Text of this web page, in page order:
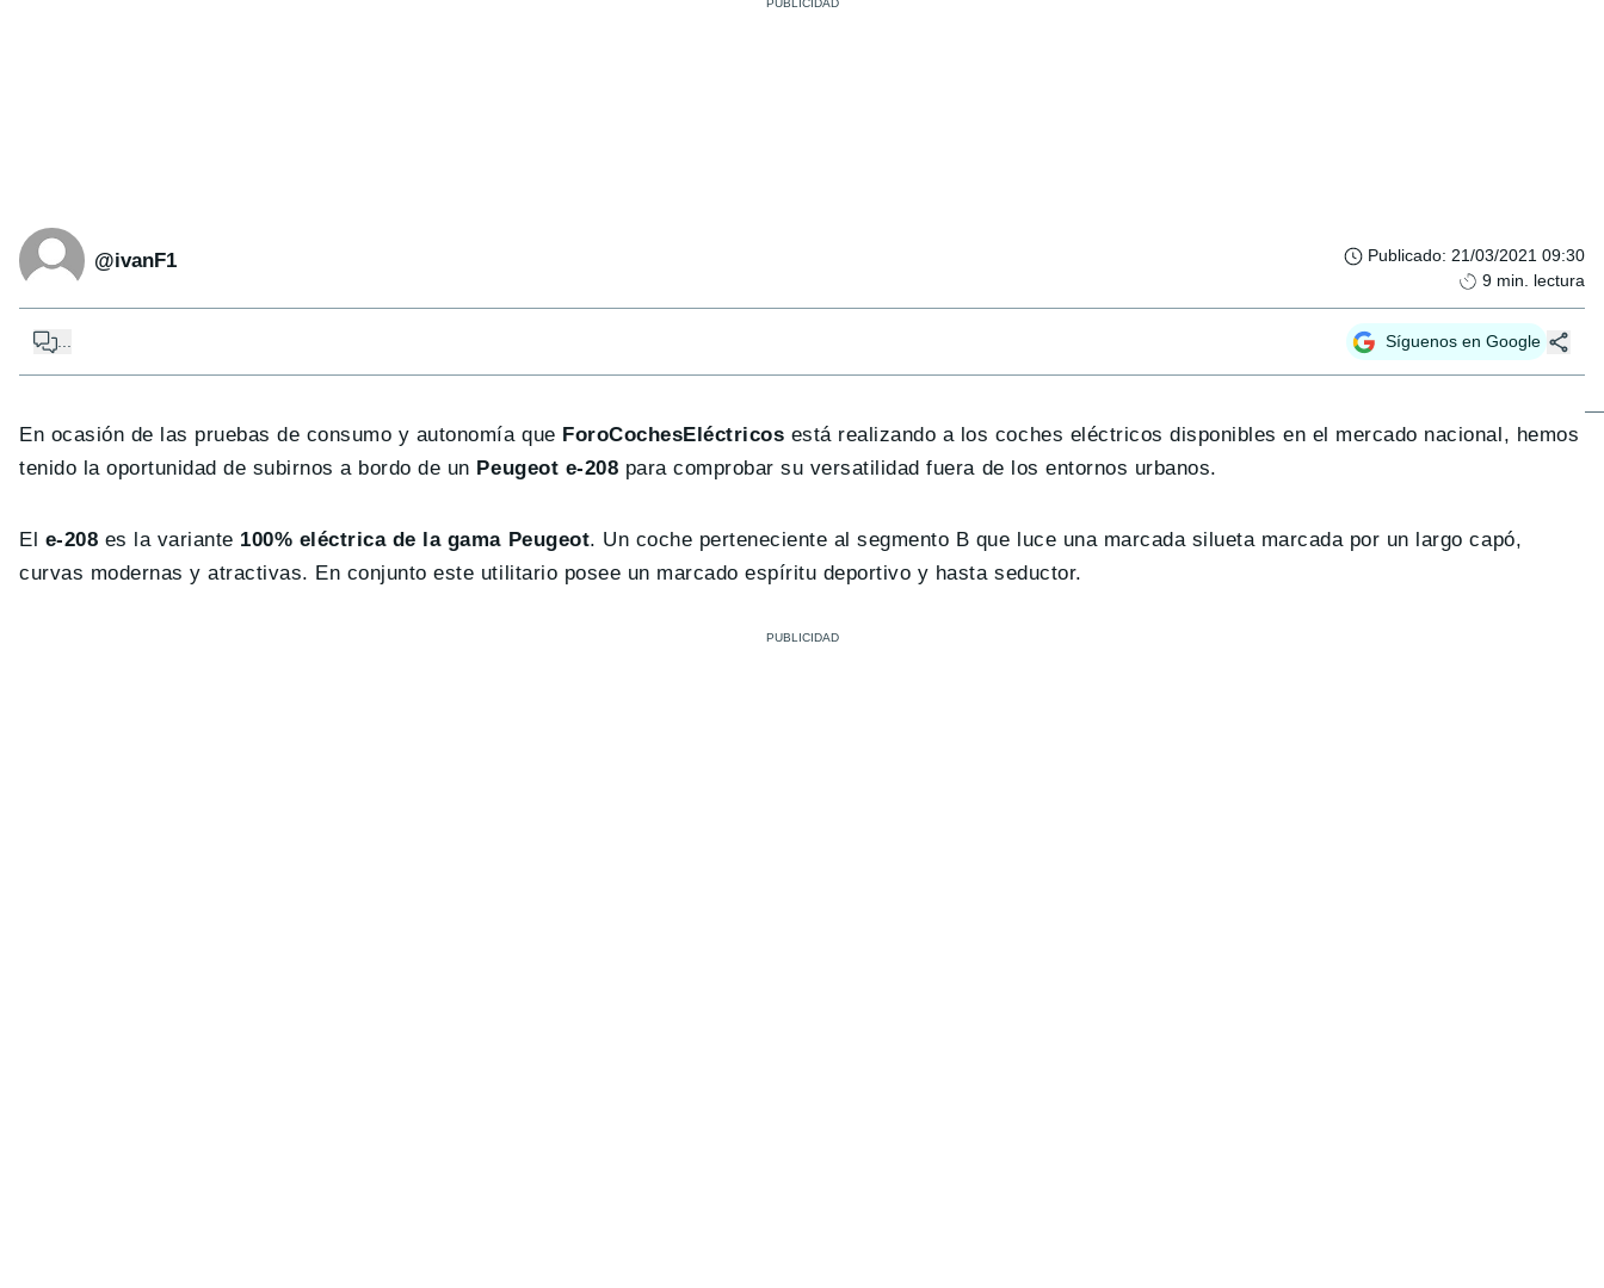
@ivanF1 Publicado: 21/03/2021 09:30
9 min. lectura
Síguenos en Google
En ocasión de las pruebas de consumo y autonomía que ForoCochesEléctricos está realizando a los coches eléctricos disponibles en el mercado nacional, hemos
tenido la oportunidad de subirnos a bordo de un Peugeot e-208 para comprobar su versatilidad fuera de los entornos urbanos.
El e-208 es la variante 100% eléctrica de la gama Peugeot. Un coche perteneciente al segmento B que luce una marcada silueta marcada por un largo capó,
curvas modernas y atractivas. En conjunto este utilitario posee un marcado espíritu deportivo y hasta seductor.